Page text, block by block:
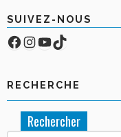
SUIVEZ-NOUS
Facebook
Compte Instagram
YouTube
TikTok
RECHERCHE
Rechercher :